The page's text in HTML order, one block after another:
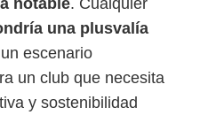
notable. Cualquier
una plusvalía
escenario
un club que necesita
y sostenibilidad